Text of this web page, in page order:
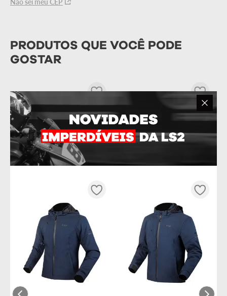
Não sei meu CEP
PRODUTOS QUE VOCÊ PODE
GOSTAR
FORRAÇÃO SUPERIOR COM
TRAVA CAPACETE LS2 CLASSIC
,90
x DER$ 11
Tamanho
54/XS 61/XL
FORRAÇÃO COMPLETA
CAPACETE LS2 RAPID
149,
x DE
Tamanho
54/XS 61/XL